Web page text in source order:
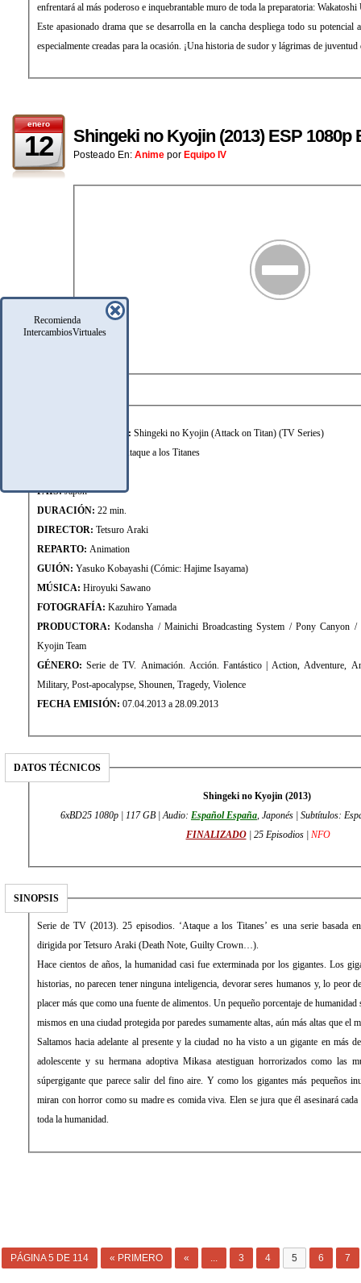
Recomienda
IntercambiosVirtuales
enfrentará al más poderoso e inquebrantable muro de toda la preparatoria:
Este apasionado drama que se desarrolla en la cancha despliega todo su potencial
especialmente creadas para la ocasión. ¡Una historia de sudor y lágrimas de
enero
12 Shingeki no Kyojin (2013) ESP 1080p
Posteado En: Anime por Equipo IV
TÍTULO ORIGINAL: Shingeki no Kyojin (Attack on Titan) (TV Series)
Ataque a los Titanes
PAÍS:Japón
DURACIÓN: 22 min.
DIRECTOR: Tetsuro Araki
REPARTO: Animation
GUIÓN: Yasuko Kobayashi (Cómic: Hajime Isayama)
MÚSICA: Hiroyuki Sawano
FOTOGRAFÍA: Kazuhiro Yamada
PRODUCTORA: Kodansha / Mainichi Broadcasting System / Pony Canyon
Kyojin Team
GÉNERO: Serie de TV. Animación. Acción. Fantástico | Action, Adventure,
Military, Post-apocalypse, Shounen, Tragedy, Violence
FECHA EMISIÓN: 07.04.2013 a 28.09.2013
DATOS TÉCNICOS
Shingeki no Kyojin (2013)
6xBD25 1080p | 117 GB | Audio: Español España , Japonés | Subtítulos:
FINALIZADO| 25 Episodios | NFO
SINOPSIS
Serie de TV (2013). 25 episodios. ‘Ataque a los Titanes’ es una serie basada
dirigida por Tetsuro Araki (Death Note, Guilty Crown…).
Hace cientos de años, la humanidad casi fue exterminada por los gigantes. Los
historias, no parecen tener ninguna inteligencia, devorar seres humanos y, lo peor
placer más que como una fuente de alimentos. Un pequeño porcentaje de
mismos en una ciudad protegida por paredes sumamente altas, aún más altas que el
Saltamos hacia adelante al presente y la ciudad no ha visto a un gigante en más
adolescente y su hermana adoptiva Mikasa atestiguan horrorizados como las
súpergigante que parece salir del fino aire. Y como los gigantes más pequeños
miran con horror como su madre es comida viva. Elen se jura que él asesinará
toda la humanidad.
PÁGINA 5 DE 114 « PRIMERO « ... 3 4 5 6 7